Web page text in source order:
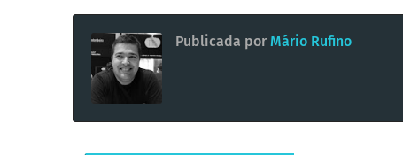
Publicada por Mário Rufino